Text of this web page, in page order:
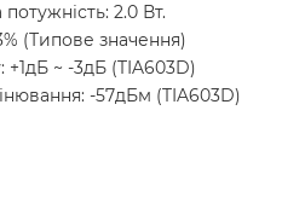
2.0 Вт.
(Типове значення)
+1дБ ~ -3дБ (TIA603D)
-57дБм (TIA603D)